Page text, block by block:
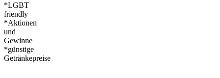
*LGBT
friendly
*Aktionen
und
Gewinne
*günstige
Getränkepreise